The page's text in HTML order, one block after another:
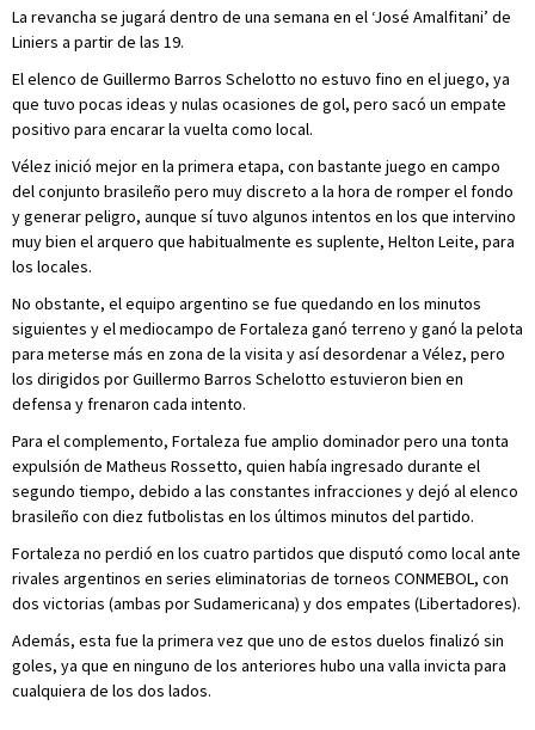
La revancha se jugará dentro de una semana en el ‘José Amalfitani’ de
Liniers a partir de las 19.
El elenco de Guillermo Barros Schelotto no estuvo fino en el juego, ya
que tuvo pocas ideas y nulas ocasiones de gol, pero sacó un empate
positivo para encarar la vuelta como local.
Vélez inició mejor en la primera etapa, con bastante juego en campo
del conjunto brasileño pero muy discreto a la hora de romper el fondo
y generar peligro, aunque sí tuvo algunos intentos en los que intervino
muy bien el arquero que habitualmente es suplente, Helton Leite, para
los locales.
No obstante, el equipo argentino se fue quedando en los minutos
siguientes y el mediocampo de Fortaleza ganó terreno y ganó la pelota
para meterse más en zona de la visita y así desordenar a Vélez, pero
los dirigidos por Guillermo Barros Schelotto estuvieron bien en
defensa y frenaron cada intento.
Para el complemento, Fortaleza fue amplio dominador pero una tonta
expulsión de Matheus Rossetto, quien había ingresado durante el
segundo tiempo, debido a las constantes infracciones y dejó al elenco
brasileño con diez futbolistas en los últimos minutos del partido.
Fortaleza no perdió en los cuatro partidos que disputó como local ante
rivales argentinos en series eliminatorias de torneos CONMEBOL, con
dos victorias (ambas por Sudamericana) y dos empates (Libertadores).
Además, esta fue la primera vez que uno de estos duelos finalizó sin
goles, ya que en ninguno de los anteriores hubo una valla invicta para
cualquiera de los dos lados.